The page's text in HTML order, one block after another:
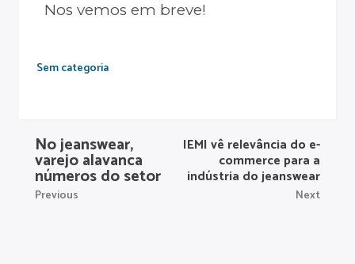
Nos vemos em breve!
Sem categoria
No jeanswear,
varejo alavanca
números do setor
Previous
IEMI vê relevância do e-
commerce para a
indústria do jeanswear
Next